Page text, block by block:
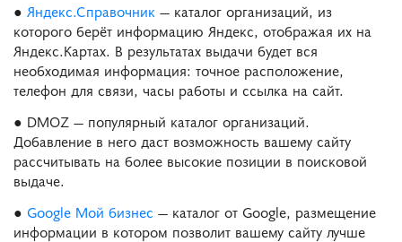
● Яндекс.Справочник — каталог организаций, из
которого берёт информацию Яндекс, отображая их на
Яндекс.Картах. В результатах выдачи будет вся
необходимая информация: точное расположение,
телефон для связи, часы работы и ссылка на сайт.
● DMOZ — популярный каталог организаций.
Добавление в него даст возможность вашему сайту
рассчитывать на более высокие позиции в поисковой
выдаче.
● Google Мой бизнес — каталог от Google, размещение
информации в котором позволит вашему сайту лучше